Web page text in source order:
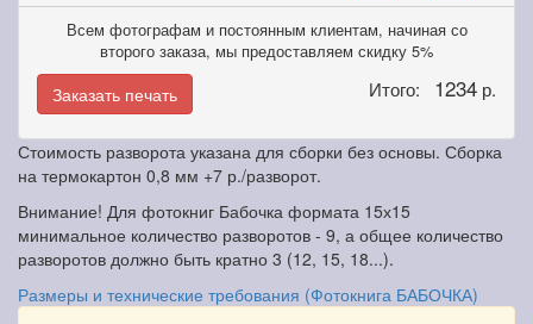
Всем фотографам и постоянным клиентам, начиная со
второго заказа, мы предоставляем скидку 5%
Заказать печать Итого: 1234 р.
Стоимость разворота указана для сборки без основы. Сборка
на термокартон 0,8 мм +7 р./разворот.
Внимание! Для фотокниг Бабочка формата 15х15
минимальное количество разворотов - 9, а общее количество
разворотов должно быть кратно 3 (12, 15, 18...).
Размеры и технические требования (Фотокнига БАБОЧКА)